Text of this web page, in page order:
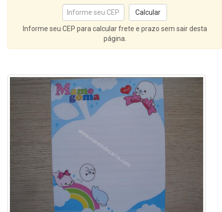
Informe seu CEP para calcular frete e prazo sem sair desta
página.